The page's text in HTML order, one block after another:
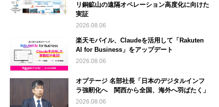
リ銅鉱山の遠隔オペレーション高度化に向けた
実証
2026.08.06
楽天モバイル、Claudeを活用して「Rakuten
AI for Business」をアップデート
2026.08.06
オプテージ 名部社長「日本のデジタルインフ
ラ強靭化へ 関西から全国、海外へ羽ばたく」
2026.08.06